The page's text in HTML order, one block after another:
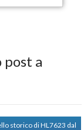
post a
storico di HL7623 dal